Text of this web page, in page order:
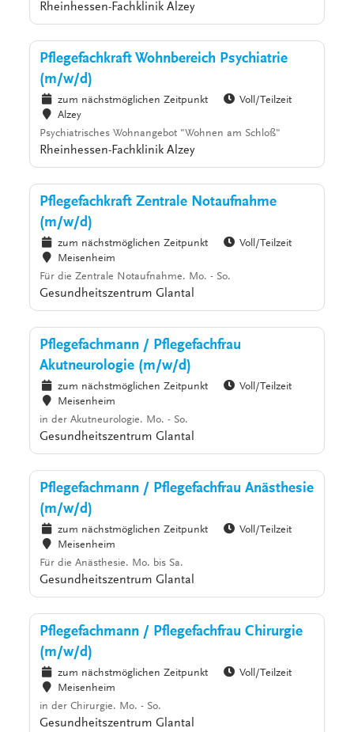
Rheinhessen-Fachklinik Alzey
Pflegefachkraft Wohnbereich Psychiatrie
(m/w/d)
zum nächstmöglichen Zeitpunkt
Voll/Teilzeit
Alzey
Psychiatrisches Wohnangebot "Wohnen am Schloß"
Rheinhessen-Fachklinik Alzey
Pflegefachkraft Zentrale Notaufnahme
(m/w/d)
zum nächstmöglichen Zeitpunkt
Voll/Teilzeit
Meisenheim
Für die Zentrale Notaufnahme. Mo. - So.
Gesundheitszentrum Glantal
Pflegefachmann / Pflegefachfrau
Akutneurologie (m/w/d)
zum nächstmöglichen Zeitpunkt
Voll/Teilzeit
Meisenheim
in der Akutneurologie. Mo. - So.
Gesundheitszentrum Glantal
Pflegefachmann / Pflegefachfrau Anästhesie
(m/w/d)
zum nächstmöglichen Zeitpunkt
Voll/Teilzeit
Meisenheim
Für die Anästhesie. Mo. bis Sa.
Gesundheitszentrum Glantal
Pflegefachmann / Pflegefachfrau Chirurgie
(m/w/d)
zum nächstmöglichen Zeitpunkt
Voll/Teilzeit
Meisenheim
in der Chirurgie. Mo. - So.
Gesundheitszentrum Glantal